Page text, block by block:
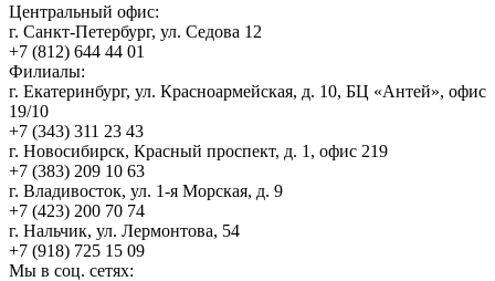
Центральный офис:
г. Санкт-Петербург, ул. Седова 12
+7 (812) 644 44 01
Филиалы:
г. Екатеринбург, ул. Красноармейская, д. 10, БЦ «Антей», офис
19/10
+7 (343) 311 23 43
г. Новосибирск, Красный проспект, д. 1, офис 219
+7 (383) 209 10 63
г. Владивосток, ул. 1-я Морская, д. 9
+7 (423) 200 70 74
г. Нальчик, ул. Лермонтова, 54
+7 (918) 725 15 09
Мы в соц. сетях: